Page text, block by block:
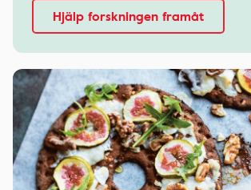
Hjälp forskningen framåt